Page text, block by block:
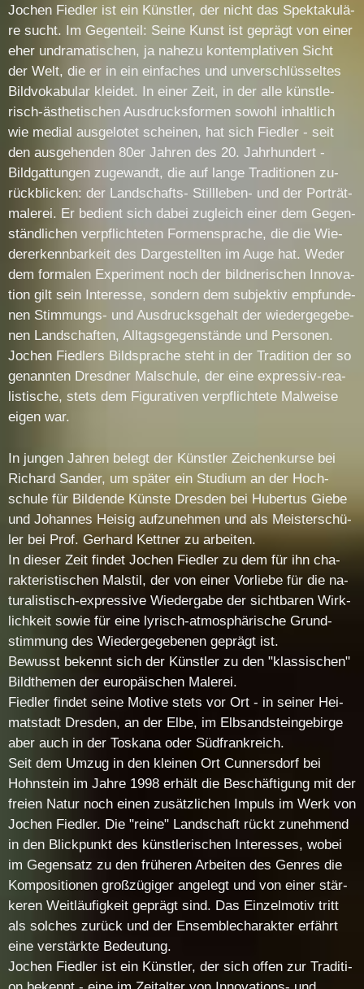
Jo­chen Fied­ler ist ein Künst­ler, der nicht das Spek­ta­ku­lä­
re sucht. Im Ge­gen­teil: Sei­ne Kunst ist ge­prägt von ei­ner
eher un­dra­ma­ti­schen, ja na­he­zu kon­tem­pla­ti­ven Sicht
der Welt, die er in ein ein­fa­ches und un­ver­schlüs­sel­tes
Bild­vo­ka­bu­lar klei­det. In ei­ner Zeit, in der al­le künst­le­
risch-äs­the­ti­schen Aus­drucks­for­men so­wohl in­halt­lich
wie me­di­al aus­ge­lo­tet schei­nen, hat sich Fied­ler - seit
den aus­ge­hen­den 80er Jah­ren des 20. Jahr­hun­dert -
Bild­gat­tun­gen zu­ge­wandt, die auf lan­ge Tra­di­tio­nen zu­
rück­bli­cken: der Land­schafts- Still­le­ben- und der Por­trät­
ma­le­rei. Er be­dient sich da­bei zu­gleich ei­ner dem Ge­gen­
ständ­li­chen ver­pflich­te­ten For­men­spra­che, die die Wie­
der­er­kenn­bar­keit des Dar­ge­stell­ten im Au­ge hat. We­der
dem for­ma­len Ex­pe­ri­ment noch der bild­ne­ri­schen In­no­va­
ti­on gilt sein In­ter­es­se, son­dern dem sub­jek­tiv emp­fun­de­
nen Stim­mungs- und Aus­drucks­ge­halt der wie­der­ge­ge­be­
nen Land­schaf­ten, All­tags­ge­gen­stän­de und Per­so­nen.
Jo­chen Fied­lers Bild­spra­che steht in der Tra­di­ti­on der so
ge­nann­ten Dresd­ner Mal­schu­le, der ei­ne ex­pres­siv-rea­
lis­ti­sche, stets dem Fi­gu­ra­ti­ven ver­pflich­te­te Mal­wei­se
ei­gen war.
In jun­gen Jah­ren be­legt der Künst­ler Zei­chen­kur­se bei
Ri­chard San­der, um spä­ter ein Stu­di­um an der Hoch­
schu­le für Bil­den­de Küns­te Dres­den bei Hu­ber­tus Gie­be
und Jo­han­nes Hei­sig auf­zu­neh­men und als Meis­ter­schü­
ler bei Prof. Ger­hard Kett­ner zu ar­bei­ten.
In die­ser Zeit fin­det Jo­chen Fied­ler zu dem für ihn cha­
rak­te­ris­ti­schen Mal­stil, der von ei­ner Vor­lie­be für die na­
tu­ra­lis­tisch-ex­pres­si­ve Wie­der­ga­be der sicht­ba­ren Wirk­
lich­keit so­wie für ei­ne ly­risch-at­mo­sphä­ri­sche Grund­
stim­mung des Wie­der­ge­ge­be­nen ge­prägt ist.
Be­wusst be­kennt sich der Künst­ler zu den "klas­si­schen"
Bild­the­men der eu­ro­päi­schen Ma­le­rei.
Fied­ler fin­det sei­ne Mo­ti­ve stets vor Ort - in sei­ner Hei­
mat­stadt Dres­den, an der El­be, im Elb­sand­stein­ge­bir­ge
aber auch in der Tos­ka­na oder Süd­frank­reich.
Seit dem Um­zug in den klei­nen Ort Cun­ners­dorf bei
Hohn­stein im Jah­re 1998 er­hält die Be­schäf­ti­gung mit der
frei­en Na­tur noch ei­nen zu­sätz­li­chen Im­puls im Werk von
Jo­chen Fied­ler. Die "rei­ne" Land­schaft rückt zu­neh­mend
in den Blick­punkt des künst­le­ri­schen In­ter­es­ses, wo­bei
im Ge­gen­satz zu den frü­he­ren Ar­bei­ten des Gen­res die
Kom­po­si­tio­nen groß­zü­gi­ger an­ge­legt und von ei­ner stär­
ke­ren Weit­läu­fig­keit ge­prägt sind. Das Ein­zel­mo­tiv tritt
als sol­ches zu­rück und der En­sem­ble­cha­rak­ter er­fährt
ei­ne ver­stärk­te Be­deu­tung.
Jo­chen Fied­ler ist ein Künst­ler, der sich of­fen zur Tra­di­ti­